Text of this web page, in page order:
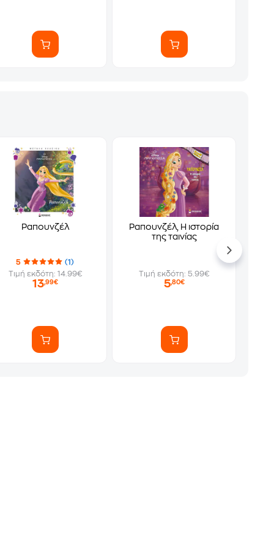
Ραπουνζέλ
5
(1)
Τιμή εκδότη: 14.99€
13,99€
Ραπουνζέλ, Η ιστορία
της ταινίας
Τιμή εκδότη: 5.99€
5,80€